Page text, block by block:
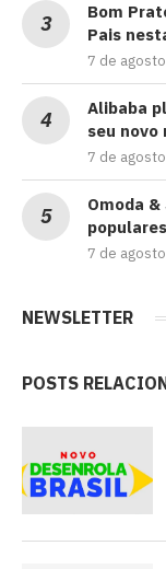
Bom
Pais
7 de
Alibaba
seu novo
7 de
Omoda
7 de
NEWSLETTER
POSTS